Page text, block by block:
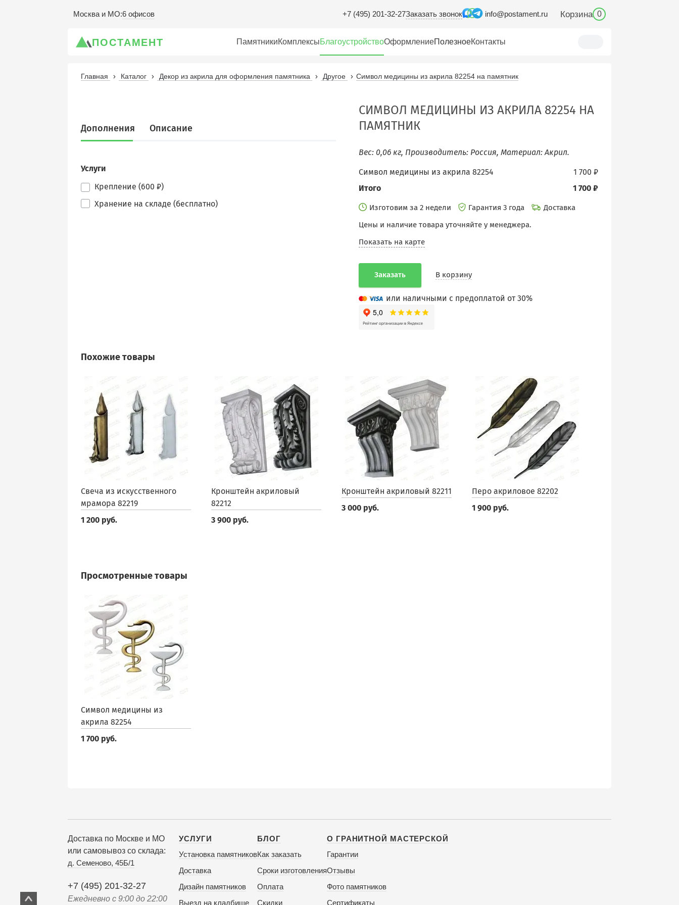
Москва и МО:6 офисов +7 (495) 201-32-27Заказать звонок info@postament.ru Корзина 0
ПОСТАМЕНТ ПамятникиКомплексыБлагоустройствоОформлениеПолезноеКонтакты
Главная Каталог Декор из акрила для оформления памятника Другое Символ медицины из акрила 82254 на памятник
Дополнения Описание
Услуги
Крепление (600 ₽)
Хранение на складе (бесплатно)
СИМВОЛ МЕДИЦИНЫ ИЗ АКРИЛА 82254 НА
ПАМЯТНИК
Вес: 0,06 кг, Производитель: Россия, Материал: Акрил.
1 700 ₽
Символ медицины из акрила 82254
1 700 ₽
Итого
Изготовим за 2 недели Гарантия 3 года
Доставка
Цены и наличие товара уточняйте у менеджера.
Показать на карте
Заказать В корзину
или наличными с предоплатой от 30%
Похожие товары
Свеча из искусственного
мрамора 82219
1 200 руб.
Кронштейн акриловый
82212
3 900 руб.
Кронштейн акриловый 82211
3 000 руб.
Перо акриловое 82202
1 900 руб.
Просмотренные товары
Символ медицины из
акрила 82254
1 700 руб.
Доставка по Москве и МО
или самовывоз со склада:
д. Семеново, 45Б/1
+7 (495) 201-32-27
Ежедневно с 9:00 до 22:00
УСЛУГИ
Установка памятников
Доставка
Дизайн памятников
Выезд на кладбище
БЛОГ
Как заказать
Сроки изготовления
Оплата
Скидки
О ГРАНИТНОЙ МАСТЕРСКОЙ
Гарантии
Отзывы
Фото памятников
Сертификаты